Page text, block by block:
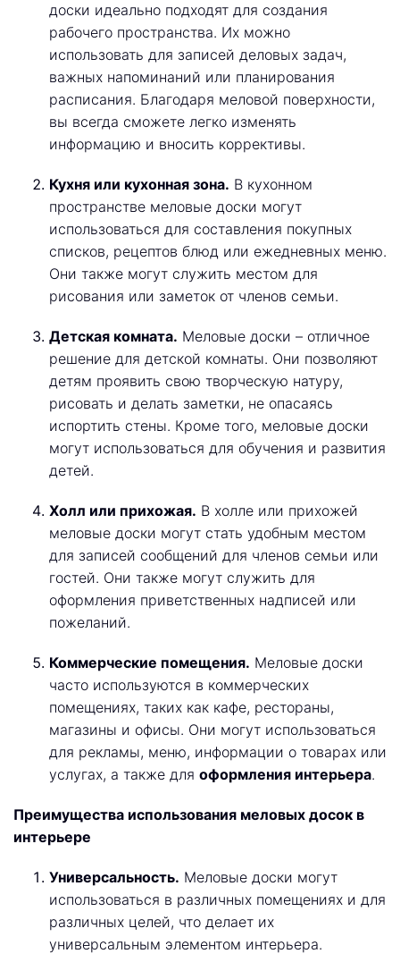
доски идеально подходят для создания
рабочего пространства. Их можно
использовать для записей деловых задач,
важных напоминаний или планирования
расписания. Благодаря меловой поверхности,
вы всегда сможете легко изменять
информацию и вносить коррективы.
Кухня или кухонная зона. В кухонном
пространстве меловые доски могут
использоваться для составления покупных
списков, рецептов блюд или ежедневных меню.
Они также могут служить местом для
рисования или заметок от членов семьи.
Детская комната. Меловые доски – отличное
решение для детской комнаты. Они позволяют
детям проявить свою творческую натуру,
рисовать и делать заметки, не опасаясь
испортить стены. Кроме того, меловые доски
могут использоваться для обучения и развития
детей.
Холл или прихожая. В холле или прихожей
меловые доски могут стать удобным местом
для записей сообщений для членов семьи или
гостей. Они также могут служить для
оформления приветственных надписей или
пожеланий.
Коммерческие помещения. Меловые доски
часто используются в коммерческих
помещениях, таких как кафе, рестораны,
магазины и офисы. Они могут использоваться
для рекламы, меню, информации о товарах или
услугах, а также для оформления интерьера.
Преимущества использования меловых досок в
интерьере
Универсальность. Меловые доски могут
использоваться в различных помещениях и для
различных целей, что делает их
универсальным элементом интерьера.